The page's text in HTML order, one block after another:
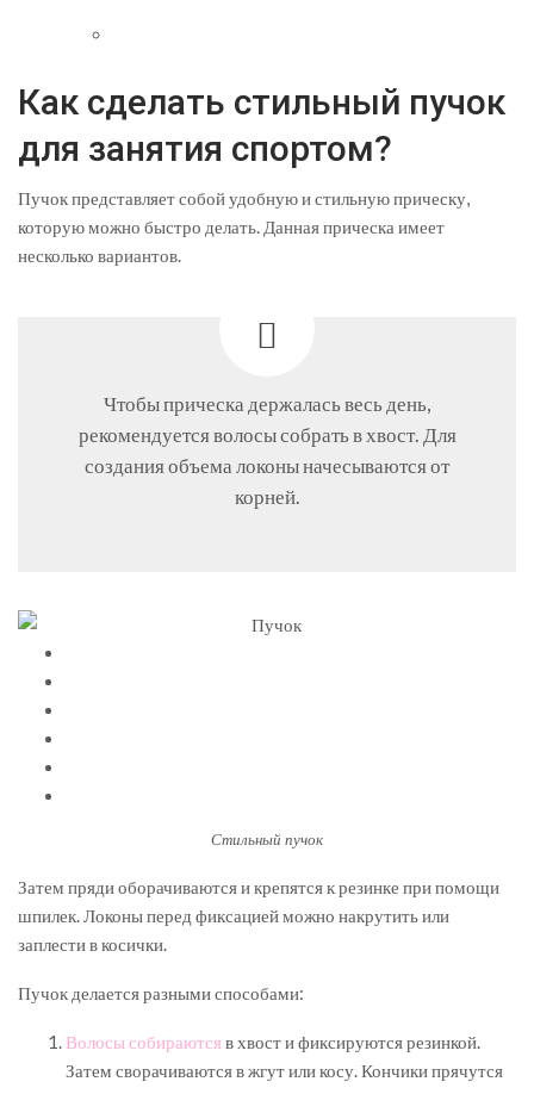
Как сделать стильный пучок
для занятия спортом?
Пучок представляет собой удобную и стильную прическу,
которую можно быстро делать. Данная прическа имеет
несколько вариантов.
Чтобы прическа держалась весь день,
рекомендуется волосы собрать в хвост. Для
создания объема локоны начесываются от
корней.
Стильный пучок
Затем пряди оборачиваются и крепятся к резинке при помощи
шпилек. Локоны перед фиксацией можно накрутить или
заплести в косички.
Пучок делается разными способами:
Волосы собираются в хвост и фиксируются резинкой.
Затем сворачиваются в жгут или косу. Кончики прячутся